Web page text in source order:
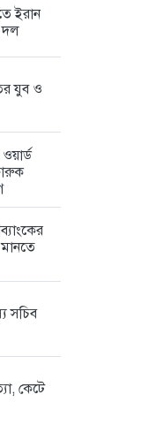
ইরান
দল
যুব ও
সচিব
কেটে